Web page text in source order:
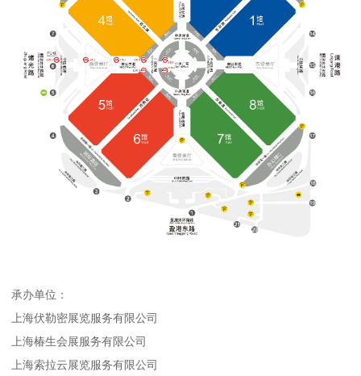
承办单位：
上海伏勒密展览服务有限公司
上海椿生会展服务有限公司
上海索拉云展览服务有限公司